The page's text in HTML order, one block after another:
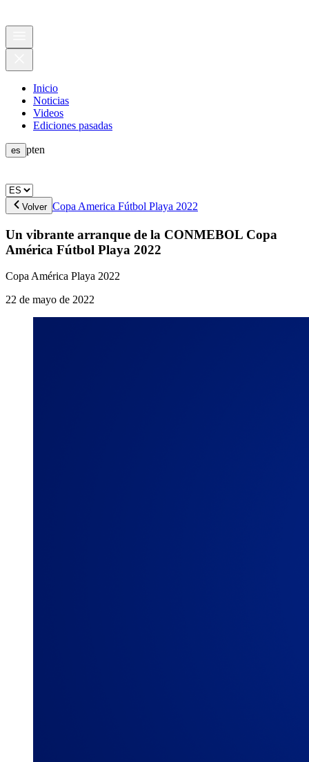
Inicio
Noticias
Videos
Ediciones pasadas
es pten
Volver Copa America Fútbol Playa 2022
Un vibrante arranque de la CONMEBOL Copa
América Fútbol Playa 2022
Copa América Playa 2022
22 de mayo de 2022